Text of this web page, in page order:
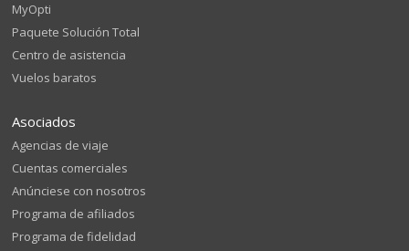
MyOpti
Paquete Solución Total
Centro de asistencia
Vuelos baratos
Asociados
Agencias de viaje
Cuentas comerciales
Anúnciese con nosotros
Programa de afiliados
Programa de fidelidad